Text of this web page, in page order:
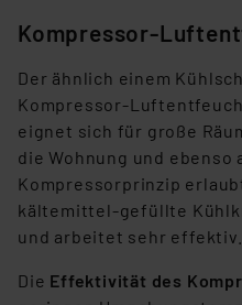
Cookies dieser
und zu der jeweiligen
der Datenschutzerklärung.
dass die USA als Land mit
Datenschutz nach EU-
personenbezogene Daten
Kompressor-
Der ähnlich einem
Kompressor-
eignet sich für große
die Wohnung und ebenso
Kompressorprinzip
kältemittel-gefüllte
und arbeitet sehr effektiv.
Die Effektivität des